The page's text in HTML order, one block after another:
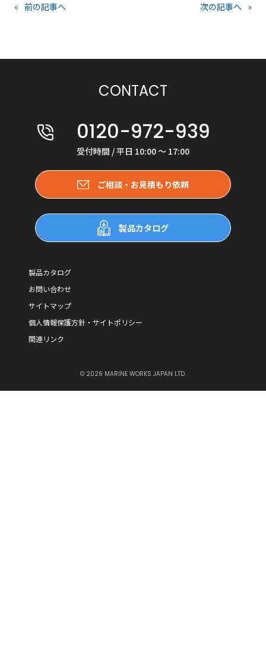
« 前の記事へ 次の記事へ »
CONTACT
0120-972-939
受付時間 / 平日 10:00 〜 17:00
ご相談・お見積もり依頼
製品カタログ
製品カタログ
お問い合わせ
サイトマップ
個人情報保護方針・サイトポリシー
関連リンク
© 2026 MARINE WORKS JAPAN LTD.